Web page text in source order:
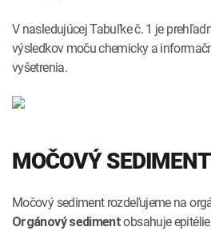
V nasledujúcej Tabuľke č. 1 je
výsledkov moču chemicky a
vyšetrenia.
MOČOVÝ SEDIMENT
Močový sediment rozdeľujeme na
Orgánový sedimentobsahuje